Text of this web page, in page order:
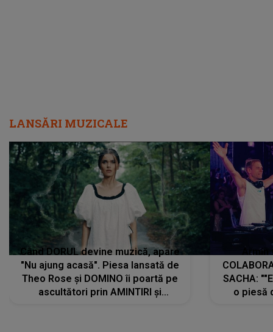
Când DORUL devine muzică, apare
"Nu ajung acasă". Piesa lansată de
Theo Rose și DOMINO îi poartă pe
ascultători prin AMINTIRI și
REGĂSIRI, iar drumul emoțiilor
trece prin sufletul publicului:
"Pentru toți cei care au plecat
departe ca să le fie mai bine"
Armin
SACHA:
o piesă
imediat
cu mine
păstrăm